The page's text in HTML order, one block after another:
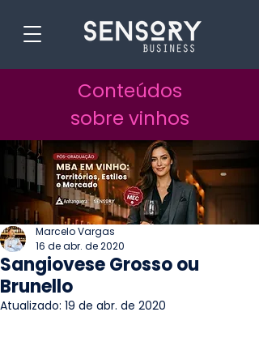
Conteúdos
sobre vinhos
Sangiovese Grosso ou
Brunello
Marcelo Vargas
16 de abr. de 2020
Atualizado: 19 de abr. de 2020